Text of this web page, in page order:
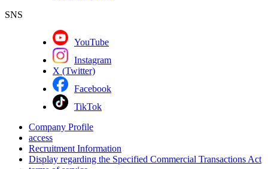
SNS
YouTube
Instagram
X (Twitter)
Facebook
TikTok
Company Profile
access
Recruitment Information
Display regarding the Specified Commercial Transactions Act